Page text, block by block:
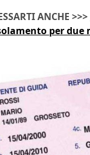
ANCHE >>>
per due